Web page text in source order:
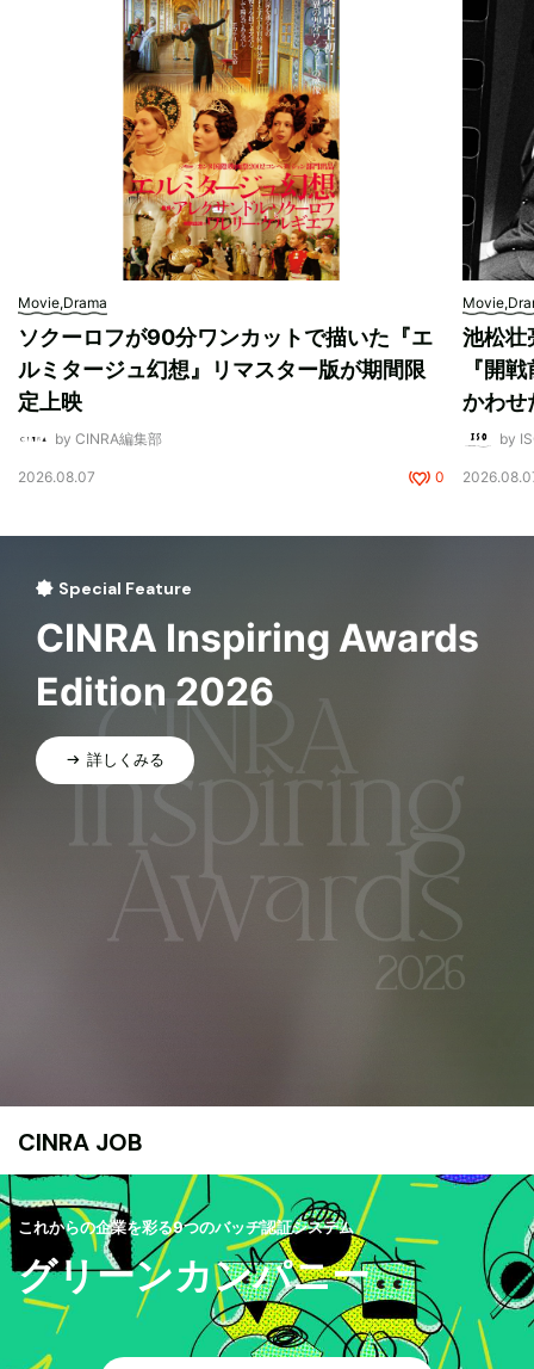
Movie,Drama
ソクーロフが90分ワンカットで描いた『エ
ルミタージュ幻想』リマスター版が期間限
定上映
by CINRA編集部
2026.08.07 0
池松壮
『開
かわせ
by
Special Feature
CINRA Inspiring Awards
Edition 2026
詳しくみる
CINRA JOB
これからの企業を彩る9つのバッヂ認証システム
グリーンカンパニー